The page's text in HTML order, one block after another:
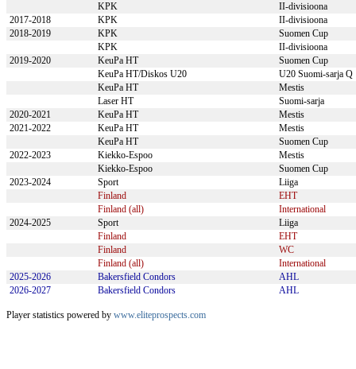
KPK
II-divisioona
2017-2018
KPK
II-divisioona
2018-2019
KPK
Suomen Cup
KPK
II-divisioona
2019-2020
KeuPa HT
Suomen Cup
KeuPa HT/Diskos U20
U20 Suomi-sarja Q
KeuPa HT
Mestis
Laser HT
Suomi-sarja
2020-2021
KeuPa HT
Mestis
2021-2022
KeuPa HT
Mestis
KeuPa HT
Suomen Cup
2022-2023
Kiekko-Espoo
Mestis
Kiekko-Espoo
Suomen Cup
2023-2024
Sport
Liiga
Finland
EHT
Finland (all)
International
2024-2025
Sport
Liiga
Finland
EHT
Finland
WC
Finland (all)
International
2025-2026
Bakersfield Condors
AHL
2026-2027
Bakersfield Condors AHL
Player statistics powered by www.eliteprospects.com